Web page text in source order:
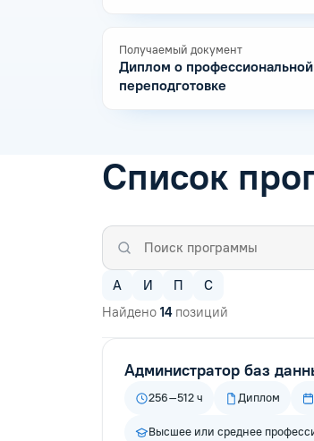
Получаемый документ
Диплом о профессиональной
переподготовке
Список
А И П
С
Найдено 14позиций
Администратор баз
256–512 ч Диплом
Высшее или среднее